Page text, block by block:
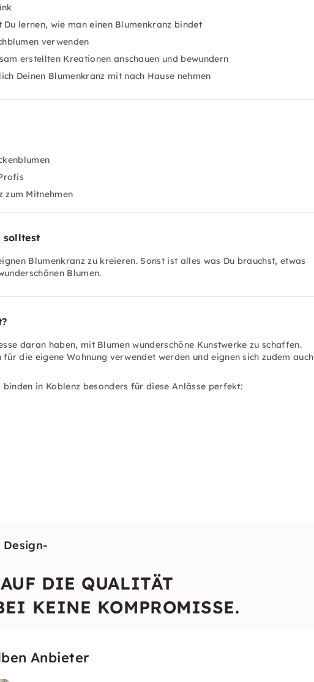
lernen, wie man einen Blumenkranz bindet
verwenden
erstellten Kreationen anschauen und bewundern
Deinen Blumenkranz mit nach Hause nehmen
zum Mitnehmen
solltest
Blumenkranz zu kreieren. Sonst ist alles was Du brauchst, etwas
Blumen.
daran haben, mit Blumen wunderschöne Kunstwerke zu schaffen.
die eigene Wohnung verwendet werden und eignen sich zudem auch
in Koblenz besonders für diese Anlässe perfekt:
DIE QUALITÄT
KEINE KOMPROMISSE.
Anbieter